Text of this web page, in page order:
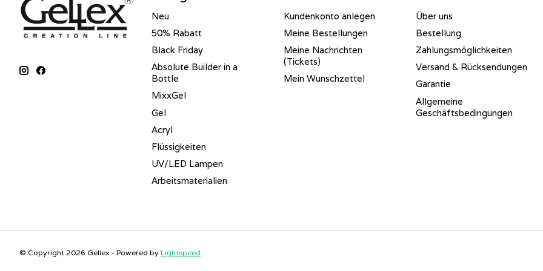
Neu
50% Rabatt
Black Friday
Absolute Builder in a
Bottle
MixxGel
Gel
Acryl
Flüssigkeiten
UV/LED Lampen
Arbeitsmaterialien
Kundenkonto anlegen
Meine Bestellungen
Meine Nachrichten
(Tickets)
Mein Wunschzettel
Über uns
Bestellung
Zahlungsmöglichkeiten
Versand & Rücksendungen
Garantie
Allgemeine
Geschäftsbedingungen
© Copyright 2026 Gellex - Powered by Lightspeed